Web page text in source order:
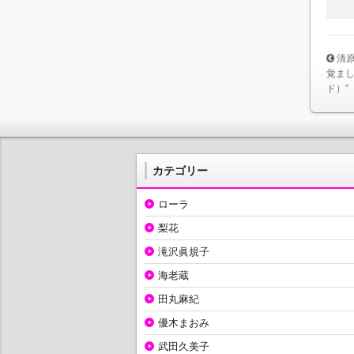
清
覚ま
ド）”
カテゴリー
ローラ
梨花
滝沢眞規子
海老蔵
田丸麻紀
優木まおみ
武田久美子